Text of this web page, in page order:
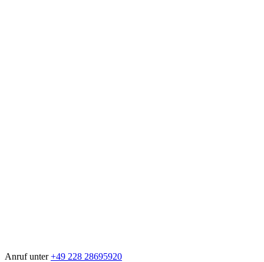
Anruf unter +49 228 28695920